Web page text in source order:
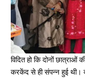
विदित हो कि दोनों छात्राओं
करकेंद से ही संपन्न हुई थी।